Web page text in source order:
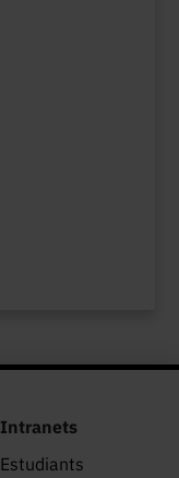
Intranets
Estudiants